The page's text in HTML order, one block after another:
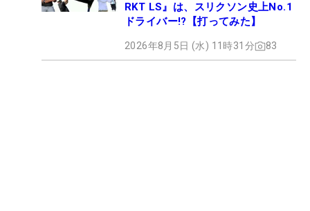
RKT LS』は、スリクソン史上No.1
ドライバー!?【打ってみた】
2026年8月5日 (水) 11時31分 83